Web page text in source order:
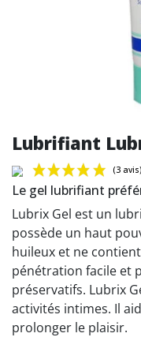
Lubrifiant
Le gel lubrifiant
Lubrix Gel est un
possède un haut
huileux et ne
pénétration facile et
préservatifs. Lubrix
activités intimes. Il
prolonger le plaisir.